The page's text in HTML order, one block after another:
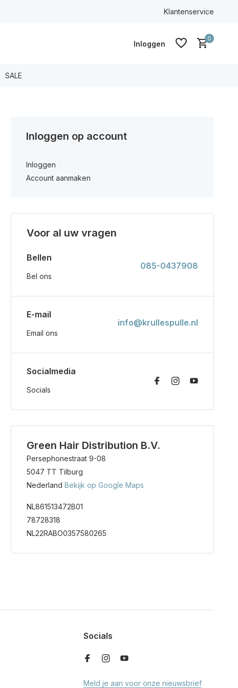
Klantenservice
Inloggen
Account aanmaken
0
SALE
Inloggen op account
Inloggen
Account aanmaken
Voor al uw vragen
Bellen
Bel ons
085-0437908
E-mail
Email ons
info@krullespulle.nl
Socialmedia
Socials
Green Hair Distribution B.V.
Persephonestraat 9-08
5047 TT Tilburg
NederlandBekijk op Google Maps
NL861513472B01
78728318
NL22RABO0357580265
Socials
Meld je aan voor onze nieuwsbrief